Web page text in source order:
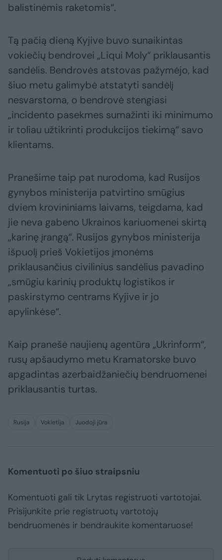
balistinėmis raketomis“.
Tą pačią dieną Kyjive buvo sunaikintas
vokiečių bendrovei „Liqui Moly“ priklausantis
sandėlis. Bendrovės atstovas pažymėjo, kad
šiuo metu galimybė atstatyti sandėlį
nesvarstoma, o bendrovė stengiasi
„incidento pasekmes sumažinti iki minimumo
ir toliau užtikrinti produkcijos tiekimą“ savo
klientams.
Pranešime taip pat nurodoma, kad Rusijos
gynybos ministerija patvirtino smūgius
dviem krovininiams laivams, teigdama, kad
jie neva gabeno Ukrainos kariuomenei skirtą
„karinę įrangą“. Rusijos gynybos ministerija
išpuolį prieš Vokietijos įmonėms
priklausančius civilinius sandėlius pavadino
„smūgiu karinių produktų logistikos ir
paskirstymo centrams Kyjive ir jo
apylinkėse“.
Kaip pranešė naujienų agentūra „Ukrinform“,
rusų apšaudymo metu Kramatorske buvo
apgadintas azerbaidžaniečių bendruomenei
priklausantis turtas.
Rusija Vokietija Juodoji jūra
Komentuoti po šiuo straipsniu
Komentuoti gali tik Lrytas registruoti vartotojai.
Prisijunkite prie registruotų vartotojų
bendruomenės ir bendraukite komentaruose!